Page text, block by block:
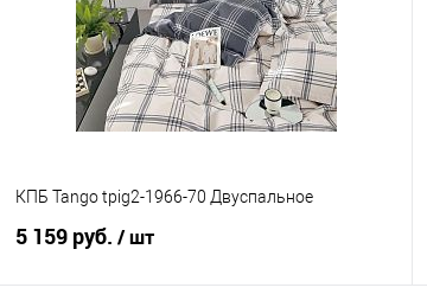
КПБ Tango tpig2-1966-70 Двуспальное
5 159 руб. / шт